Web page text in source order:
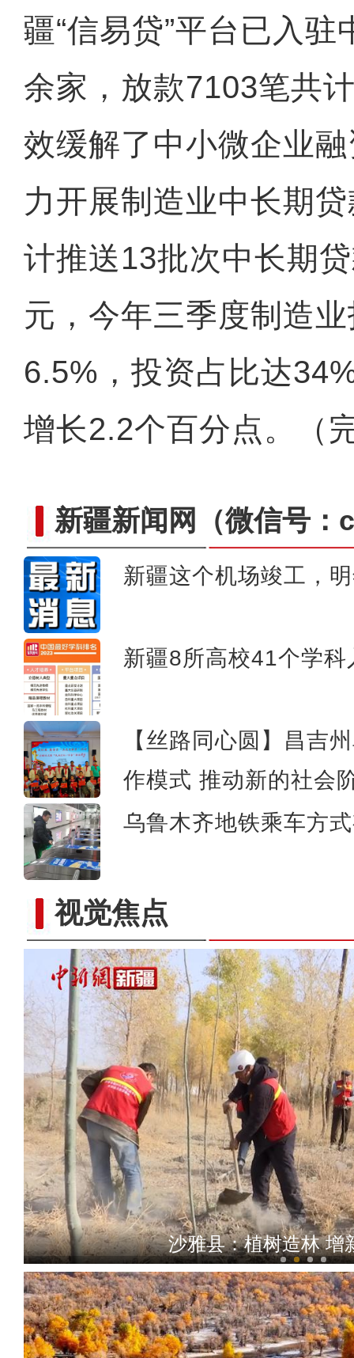
疆“信易贷”平台已入
余家，放款7103笔共
效缓解了中小微企业
力开展制造业中长期
计推送13批次中长期
元，今年三季度制造
6.5%，投资占比达
增长2.2个百分点。（
新疆新闻网 （微信号
新疆这个机场竣工，
新疆8所高校41个学科
【丝路同心圆】昌吉
作模式 推动新的社会
乌鲁木齐地铁乘车方
视觉焦点新疆红其拉甫口岸：出入
沙雅县：植树造林 增